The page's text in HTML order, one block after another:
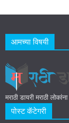
आमच्या विषयी
मराठी डायरी मराठी
पोस्ट कॅटेगरी